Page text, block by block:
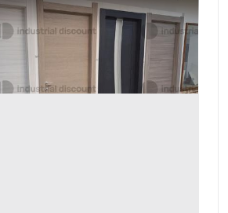
maniglie e legname